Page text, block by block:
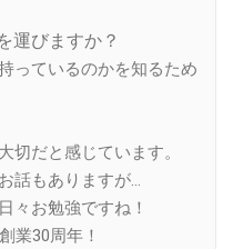
運びますか？
っているのかを知るため
切だと感じています。
話もありますが…
々お勉強ですね！
業30周年！